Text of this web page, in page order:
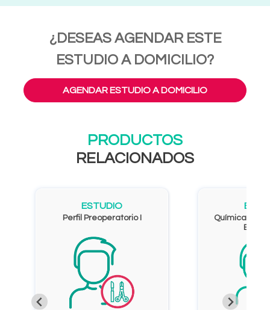
¿DESEAS AGENDAR ESTE
ESTUDIO A DOMICILIO?
AGENDAR ESTUDIO A DOMICILIO
PRODUCTOS
RELACIONADOS
ESTUDIO
Perfil Preoperatorio I
Química